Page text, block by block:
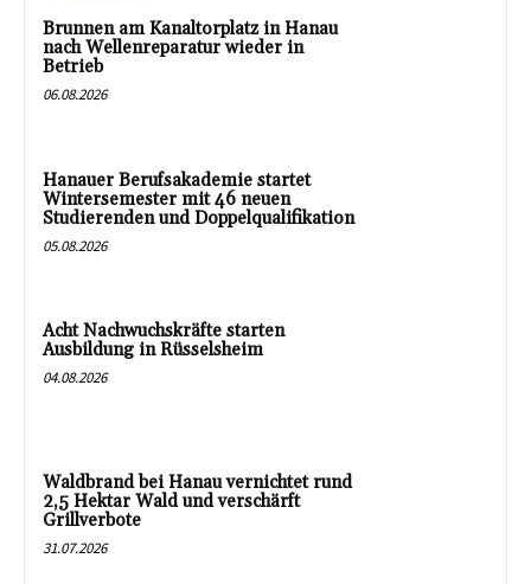
Brunnen am Kanaltorplatz in Hanau
nach Wellenreparatur wieder in
Betrieb
06.08.2026
Hanauer Berufsakademie startet
Wintersemester mit 46 neuen
Studierenden und Doppelqualifikation
05.08.2026
Acht Nachwuchskräfte starten
Ausbildung in Rüsselsheim
04.08.2026
Waldbrand bei Hanau vernichtet rund
2,5 Hektar Wald und verschärft
Grillverbote
31.07.2026